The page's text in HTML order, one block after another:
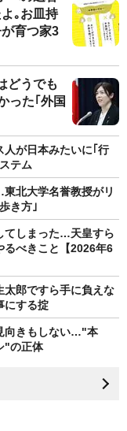
｡お皿持
育つ家3
どうでも
った｢外国
が日本みたいに｢行
テム
北大学名誉教授がリ
き方｣
てしまった…天皇すら
るべきこと【2026年6
郎ですら手に負えな
にする掟
向きもしない…"本
"の正体